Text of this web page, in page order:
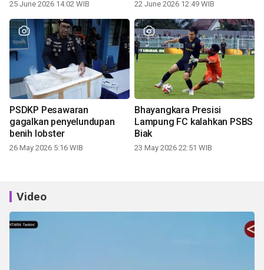
25 June 2026 14:02 WIB 22 June 2026 12:49 WIB
PSDKP Pesawaran
gagalkan penyelundupan
benih lobster
26 May 2026 5:16 WIB
Bhayangkara Presisi
Lampung FC kalahkan PSBS
Biak
23 May 2026 22:51 WIB
Video